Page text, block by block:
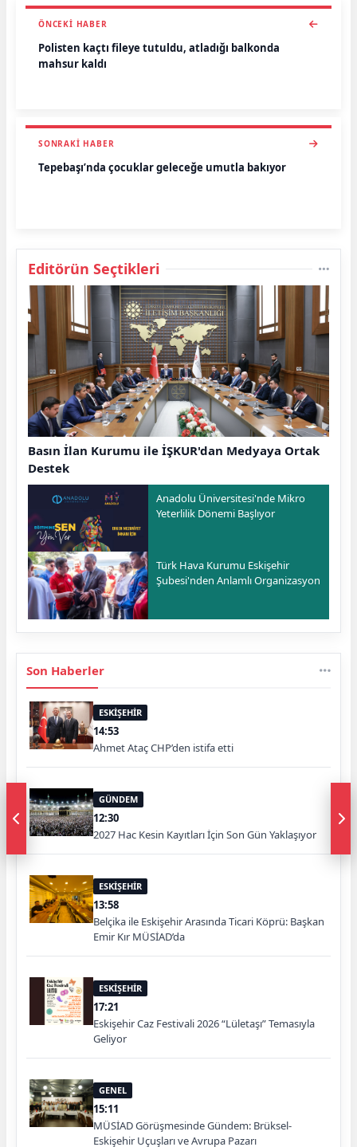
ÖNCEKI HABER
Polisten kaçtı fileye tutuldu, atladığı balkonda
mahsur kaldı
SONRAKI HABER
Tepebaşı’nda çocuklar geleceğe umutla bakıyor
Editörün Seçtikleri
Basın İlan Kurumu ile İŞKUR'dan Medyaya Ortak
Destek
Anadolu Üniversitesi'nde Mikro
Yeterlilik Dönemi Başlıyor
Türk Hava Kurumu Eskişehir
Şubesi'nden Anlamlı Organizasyon
Son Haberler
ESKİŞEHİR
14:53
Ahmet Ataç CHP’den istifa etti
GÜNDEM
12:30
2027 Hac Kesin Kayıtları İçin Son Gün Yaklaşıyor
ESKİŞEHİR
13:58
Belçika ile Eskişehir Arasında Ticari Köprü: Başkan
Emir Kır MÜSİAD’da
ESKİŞEHİR
17:21
Eskişehir Caz Festivali 2026 “Lületaşı” Temasıyla
Geliyor
GENEL
15:11
MÜSİAD Görüşmesinde Gündem: Brüksel-
Eskişehir Uçuşları ve Avrupa Pazarı